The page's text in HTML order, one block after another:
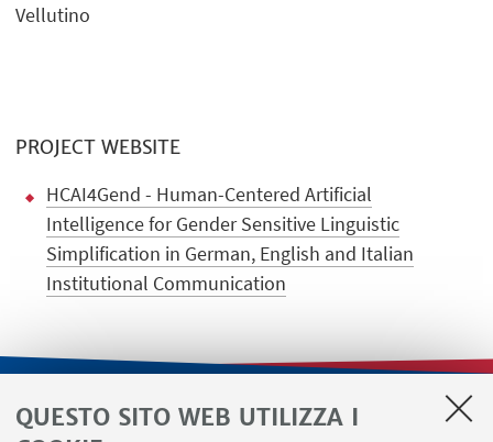
QUESTO SITO WEB UTILIZZA I
Vellutino
PROJECT WEBSITE
HCAI4Gend - Human-Centered Artificial
Intelligence for Gender Sensitive Linguistic
Simplification in German, English and Italian
Institutional Communication
LINK UTILI